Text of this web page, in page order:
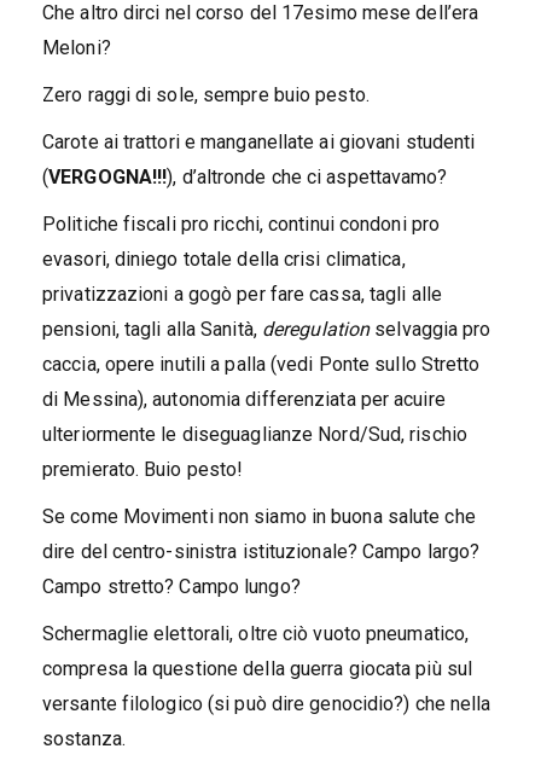
Che altro dirci nel corso del 17esimo mese dell’era
Meloni?
Zero raggi di sole, sempre buio pesto.
Carote ai trattori e manganellate ai giovani studenti
(VERGOGNA!!!), d’altronde che ci aspettavamo?
Politiche fiscali pro ricchi, continui condoni pro
evasori, diniego totale della crisi climatica,
privatizzazioni a gogò per fare cassa, tagli alle
pensioni, tagli alla Sanità, deregulationselvaggia pro
caccia, opere inutili a palla (vedi Ponte sullo Stretto
di Messina), autonomia differenziata per acuire
ulteriormente le diseguaglianze Nord/Sud, rischio
premierato. Buio pesto!
Se come Movimenti non siamo in buona salute che
dire del centro-sinistra istituzionale? Campo largo?
Campo stretto? Campo lungo?
Schermaglie elettorali, oltre ciò vuoto pneumatico,
compresa la questione della guerra giocata più sul
versante filologico (si può dire genocidio?) che nella
sostanza.